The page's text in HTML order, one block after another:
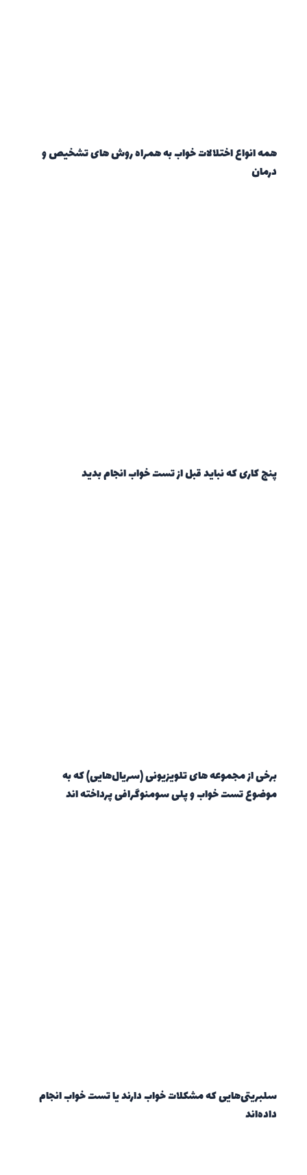
همه انواع اختلالات خواب به همراه روش های تشخیص و
درمان
پنج کاری که نباید قبل از تست خواب انجام بدید
برخی از مجموعه های تلویزیونی (سریال‌هایی) که به
موضوع تست خواب و پلی سومنوگرافی پرداخته اند
سلبریتی‌هایی که مشکلات خواب دارند یا تست خواب انجام
داده‌اند